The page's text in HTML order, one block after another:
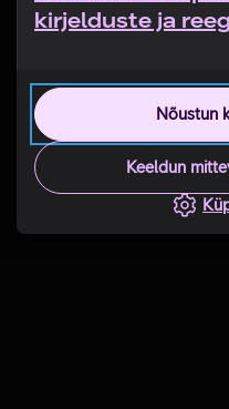
kirjelduste ja
Nõustun
Keeldun